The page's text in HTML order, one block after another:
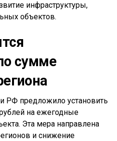
инфраструктуры,
объектов.
сумме
РФ предложило установить
на ежегодные
Эта мера направлена
и снижение